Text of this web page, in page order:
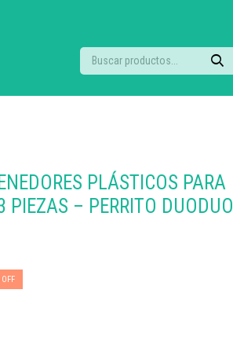
PLÁSTICOS PARA
PIEZAS – PERRITO DUODUO